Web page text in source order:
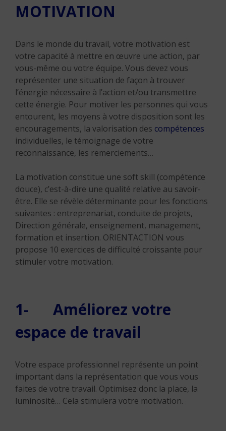
MOTIVATION
Dans le monde du travail, votre motivation est
votre capacité à mettre en œuvre une action, par
vous-même ou votre équipe. Vous devez vous
représenter une situation de façon à trouver
l’énergie nécessaire à l’action et/ou transmettre
cette énergie. Pour motiver les personnes qui vous
entourent, les moyens à votre disposition sont les
encouragements, la valorisation des compétences
individuelles, le témoignage de votre
reconnaissance, les remerciements…
La motivation constitue une soft skill (compétence
douce), c’est-à-dire une qualité relative au savoir-
être. Elle se révèle déterminante pour les fonctions
suivantes : entreprenariat, conduite de projets,
Direction générale, enseignement, management,
formation et insertion. ORIENTACTION vous
propose 10 exercices de difficulté croissante pour
stimuler votre motivation.
1- Améliorez votre
espace de travail
Votre espace professionnel représente un point
important dans la représentation que vous vous
faites de votre travail. Optimisez donc la place, la
luminosité… Cela stimulera votre motivation.